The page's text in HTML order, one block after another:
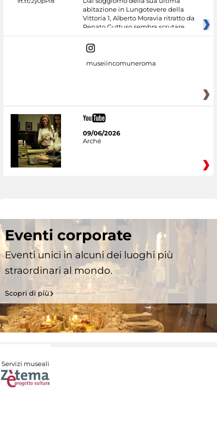
abitazione in Lungotevere della
Vittoria 1, Alberto Moravia ritratto da
Renato Guttuso sembra scrutare
museiincomuneroma
09/06/2026
Arché
Eventi corporate
Eventi unici in alcuni dei luoghi più
straordinari al mondo.
Scopri di più
Servizi museali